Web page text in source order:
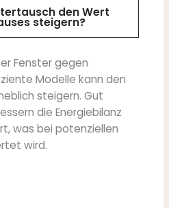
den Wert
steigern?
Fenster gegen
Modelle kann den
steigern. Gut
die Energiebilanz
was bei potenziellen
wird.